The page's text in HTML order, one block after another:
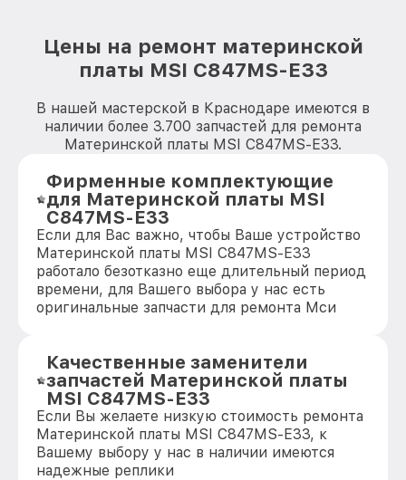
Цены на ремонт материнской
платы MSI C847MS-E33
В нашей мастерской в Краснодаре имеются в
наличии более 3.700 запчастей для ремонта
Материнской платы MSI C847MS-E33.
Фирменные комплектующие
для Материнской платы MSI
C847MS-E33
Если для Вас важно, чтобы Ваше устройство
Материнской платы MSI C847MS-E33
работало безотказно еще длительный период
времени, для Вашего выбора у нас есть
оригинальные запчасти для ремонта Мси
Качественные заменители
запчастей Материнской платы
MSI C847MS-E33
Если Вы желаете низкую стоимость ремонта
Материнской платы MSI C847MS-E33, к
Вашему выбору у нас в наличии имеются
надежные реплики